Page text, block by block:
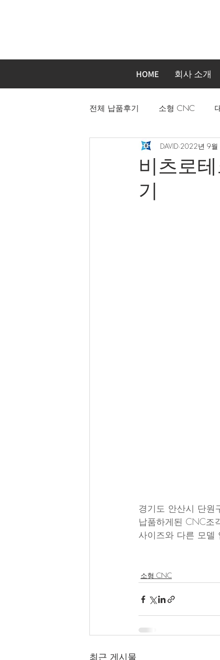
HOME 회사 소개
전체 납품후기 소형 CNC
자동화장비 주문제작기계
비츠로
기
DAVID 2022년 9월
경기도 안산시 단
납품하게된 CNC조
사이즈와 다른 모델
소형 CNC
최근 게시물